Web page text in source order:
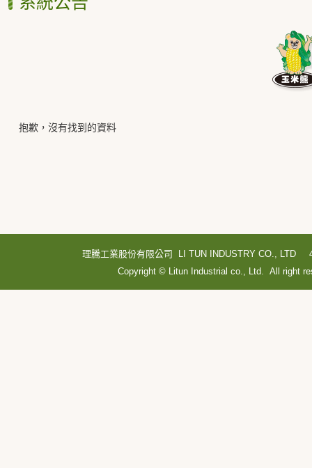
抱歉，沒有找到的資料
理騰工業股份有限公司 LI TUN INDUSTRY CO., LTD
Copyright © Litun Industrial co., Ltd. All right